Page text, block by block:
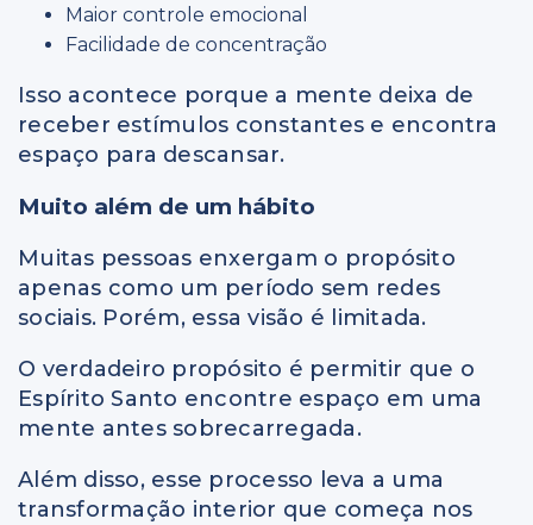
Maior controle emocional
Facilidade de concentração
Isso acontece porque a mente deixa de
receber estímulos constantes e encontra
espaço para descansar.
Muito além de um hábito
Muitas pessoas enxergam o propósito
apenas como um período sem redes
sociais. Porém, essa visão é limitada.
O verdadeiro propósito é permitir que o
Espírito Santo encontre espaço em uma
mente antes sobrecarregada.
Além disso, esse processo leva a uma
transformação interior que começa nos